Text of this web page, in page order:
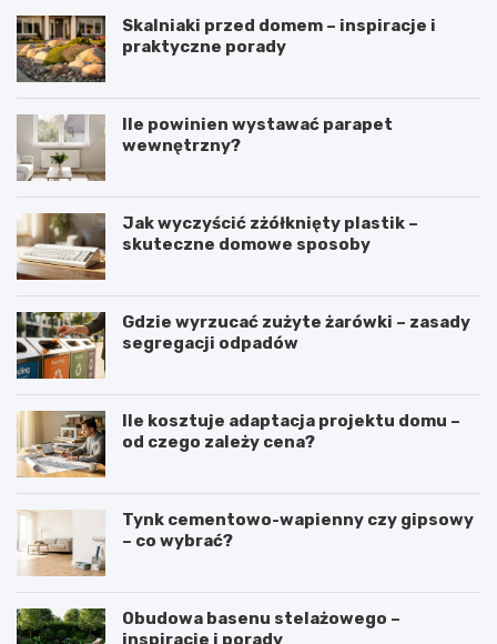
Skalniaki przed domem – inspiracje i
praktyczne porady
Ile powinien wystawać parapet
wewnętrzny?
Jak wyczyścić zżółknięty plastik –
skuteczne domowe sposoby
Gdzie wyrzucać zużyte żarówki – zasady
segregacji odpadów
Ile kosztuje adaptacja projektu domu –
od czego zależy cena?
Tynk cementowo-wapienny czy gipsowy
– co wybrać?
Obudowa basenu stelażowego –
inspiracje i porady